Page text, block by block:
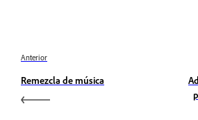
Anterior
Remezcla de música